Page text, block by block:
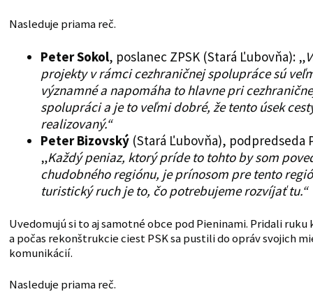
Nasleduje priama reč.
Peter Sokol, poslanec ZPSK (Stará Ľubovňa): „
projekty v rámci cezhraničnej spolupráce sú
významné a napomáha to hlavne pri
spolupráci a je to veľmi dobré, že tento úsek
realizovaný.“
Peter Bizovský(Stará Ľubovňa), podpredseda
„Každý peniaz, ktorý príde to tohto by som
chudobného regiónu, je prínosom pre tento
turistický ruch je to, čo potrebujeme rozvíjať tu.“
Uvedomujú si to aj samotné obce pod Pieninami. Pridali ruku
a počas rekonštrukcie ciest PSK sa pustili do opráv svojich
komunikácií.
Nasleduje priama reč.